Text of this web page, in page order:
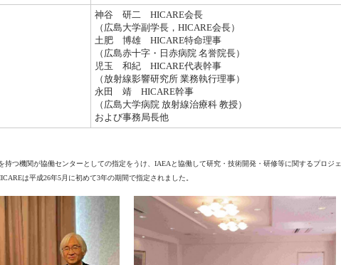
神谷 研二 HICARE会長
（広島大学副学長，HICARE会長）
土肥 博雄 HICARE特命理事
（広島赤十字・日赤病院 名誉院長）
児玉 和紀 HICARE代表幹事
（放射線影響研究所 業務執行理事）
永田 靖 HICARE幹事
（広島大学病院 放射線治療科 教授）
および事務局長他
持つ機関が協働センターとしての指定をうけ、IAEAと協働して研究・技術開発・研修等に関するプロジェ
は平成26年5月に初めて3年の期間で指定されました。